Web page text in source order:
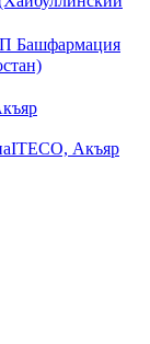
Башфармация
ITECO, Акъяр